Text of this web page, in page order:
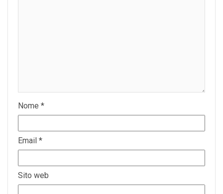
Nome *
Email *
Sito web